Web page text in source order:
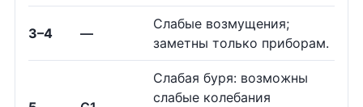
3–4 —
Слабые возмущения;
заметны только приборам.
Слабая буря: возможны
слабые колебания